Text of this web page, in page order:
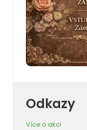
Odkazy
Více o akci